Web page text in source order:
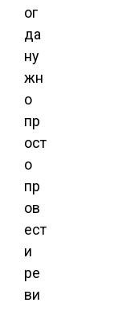
ог
да
ну
жн
о
пр
ост
о
пр
ов
ест
и
ре
ви